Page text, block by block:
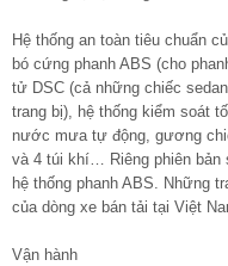
Hệ thống an toàn tiêu chuẩn
bó cứng phanh ABS (cho
tử DSC (cả những chiếc
trang bị), hệ thống kiểm soát
nước mưa tự động, gương
và 4 túi khí… Riêng phiên
hệ thống phanh ABS. Những
của dòng xe bán tải tại Việt
Vận hành